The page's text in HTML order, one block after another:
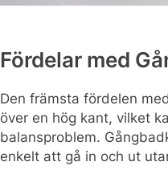
Fördelar med
Den främsta fördelen
över en hög kant, vilket
balansproblem.
enkelt att gå in och ut